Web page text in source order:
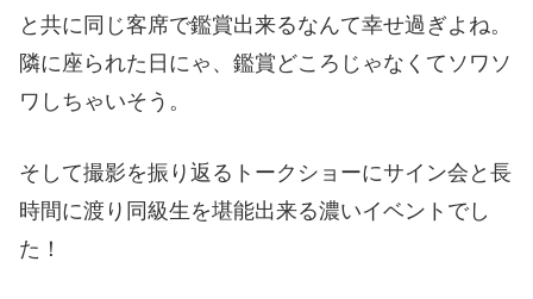
と共に同じ客席で鑑賞出来るなんて幸せ過ぎよね。
隣に座られた日にゃ、鑑賞どころじゃなくてソワソ
ワしちゃいそう。
そして撮影を振り返るトークショーにサイン会と長
時間に渡り同級生を堪能出来る濃いイベントでし
た！